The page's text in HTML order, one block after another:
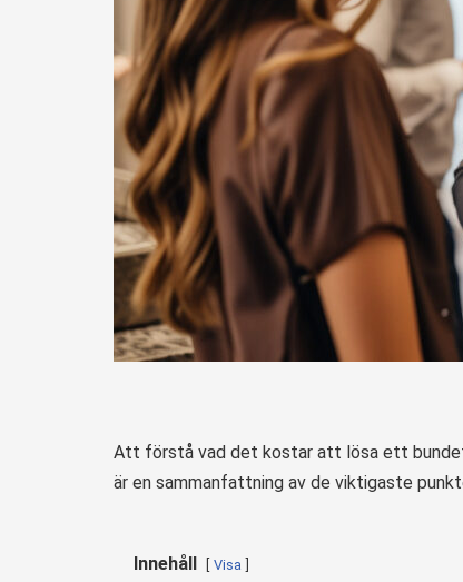
Att förstå vad det kostar att lösa ett
är en sammanfattning av de viktigaste
Innehåll Visa